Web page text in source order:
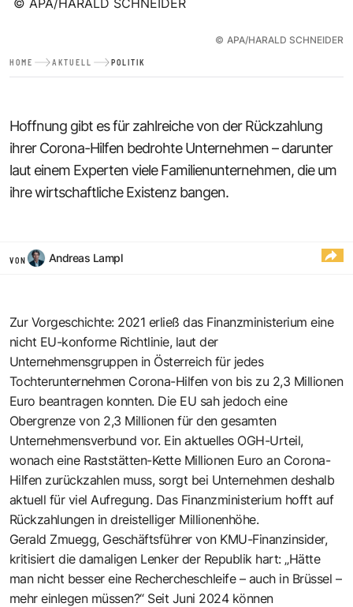
© APA/HARALD SCHNEIDER
HOME AKTUELL POLITIK
Hoffnung gibt es für zahlreiche von der Rückzahlung
ihrer Corona-Hilfen bedrohte Unternehmen – darunter
laut einem Experten viele Familienunternehmen, die um
ihre wirtschaftliche Existenz bangen.
VON Andreas Lampl
Zur Vorgeschichte: 2021 erließ das Finanzministerium eine
nicht EU-konforme Richtlinie, laut der
Unternehmensgruppen in Österreich für jedes
Tochterunternehmen Corona-Hilfen von bis zu 2,3 Millionen
Euro beantragen konnten. Die EU sah jedoch eine
Obergrenze von 2,3 Millionen für den gesamten
Unternehmensverbund vor. Ein aktuelles OGH-Urteil,
wonach eine Raststätten-Kette Millionen Euro an Corona-
Hilfen zurückzahlen muss, sorgt bei Unternehmen deshalb
aktuell für viel Aufregung. Das Finanzministerium hofft auf
Rückzahlungen in dreistelliger Millionenhöhe.
Gerald Zmuegg, Geschäftsführer von KMU-Finanzinsider,
kritisiert die damaligen Lenker der Republik hart: „Hätte
man nicht besser eine Rechercheschleife – auch in Brüssel –
mehr einlegen müssen?“ Seit Juni 2024 können